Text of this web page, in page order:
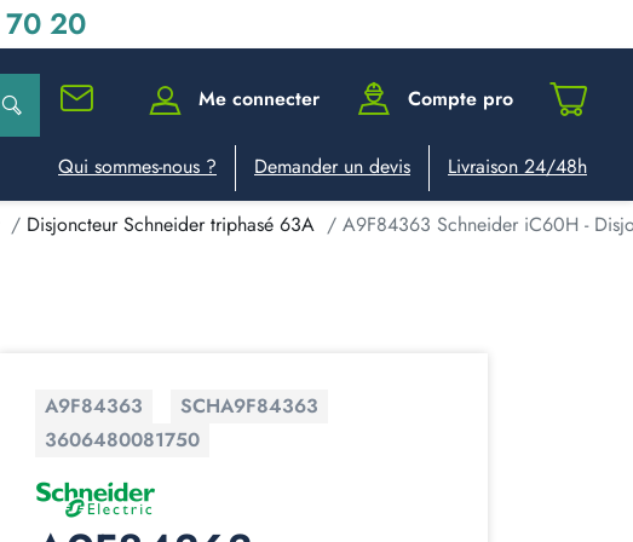
20
Me connecter Compte pro
Qui sommes-nous ? Demander un devis Livraison 24/48h
Disjoncteur Schneider triphasé 63A A9F84363 Schneider iC60H -
A9F84363
SCHA9F84363
3606480081750